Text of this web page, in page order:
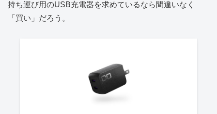
持ち運び用のUSB充電器を求めているなら間違いなく
「買い」だろう。